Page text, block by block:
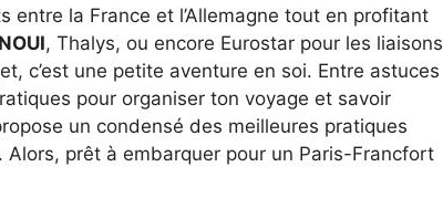
entre la France et l’Allemagne tout en profitant
, Thalys, ou encore Eurostar pour les liaisons
c’est une petite aventure en soi. Entre astuces
pour organiser ton voyage et savoir
un condensé des meilleures pratiques
prêt à embarquer pour un Paris-Francfort